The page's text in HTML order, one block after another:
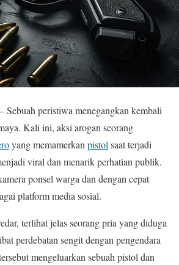
– Sebuah peristiwa menegangkan kembali
Kali ini, aksi arogan seorang
yang memamerkanpistolsaat terjadi
viral dan menarik perhatian publik.
ponsel warga dan dengan cepat
platform media sosial.
terlihat jelas seorang pria yang diduga
perdebatan sengit dengan pengendara
mengeluarkan sebuah pistol dan